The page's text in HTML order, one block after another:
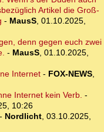
Artikel die Groß-
- MausS, 01.10.2025,
denn gegen euch zwei
- MausS, 01.10.2025,
Internet- FOX-NEWS,
Internet kein Verb. -
10:26
- Nordlicht, 03.10.2025,